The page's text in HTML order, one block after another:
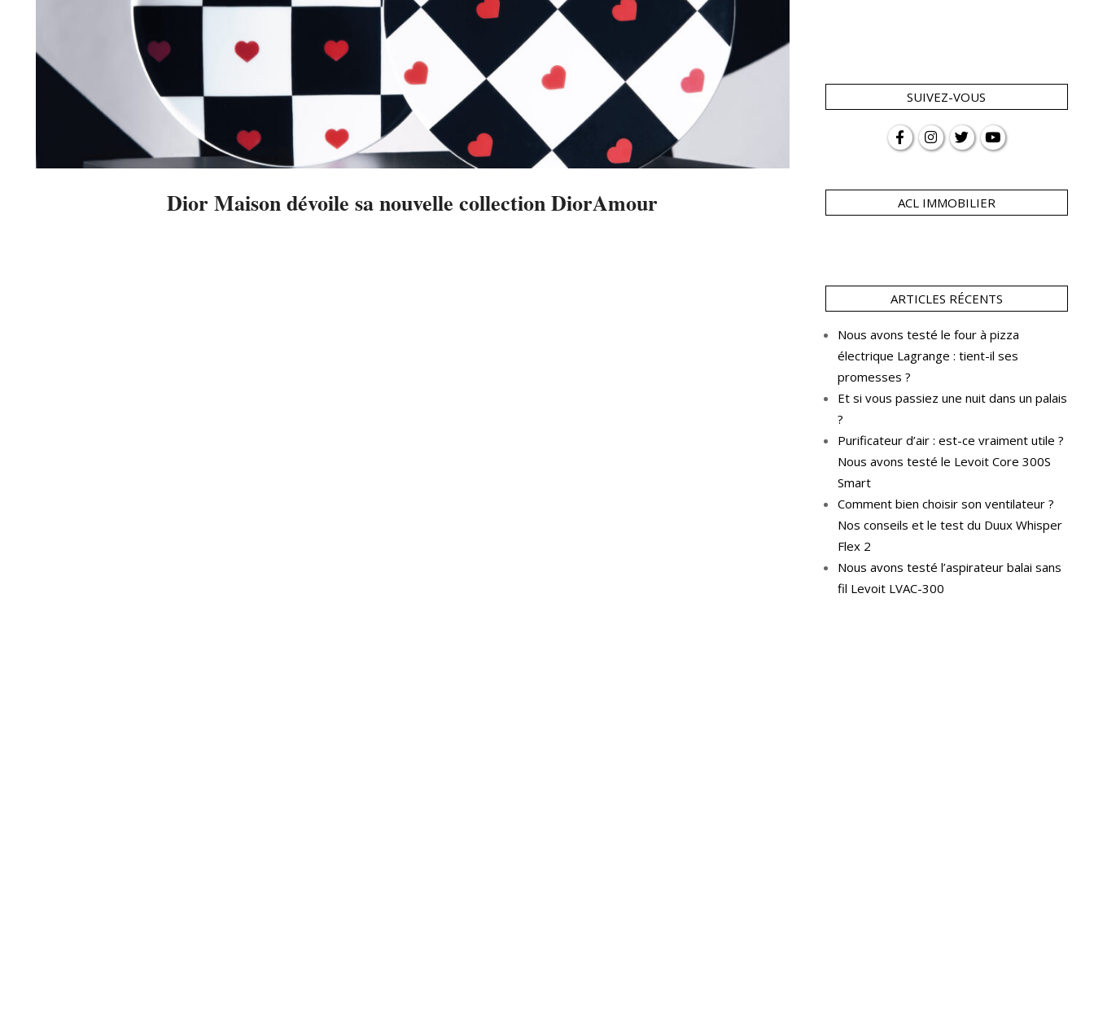
Dior Maison dévoile sa nouvelle collection DiorAmour
SUIVEZ-VOUS
ACL IMMOBILIER
ARTICLES RÉCENTS
Nous avons testé le four à pizza
électrique Lagrange : tient-il ses
promesses ?
Et si vous passiez une nuit dans un palais
?
Purificateur d’air : est-ce vraiment utile ?
Nous avons testé le Levoit Core 300S
Smart
Comment bien choisir son ventilateur ?
Nos conseils et le test du Duux Whisper
Flex 2
Nous avons testé l’aspirateur balai sans
fil Levoit LVAC-300